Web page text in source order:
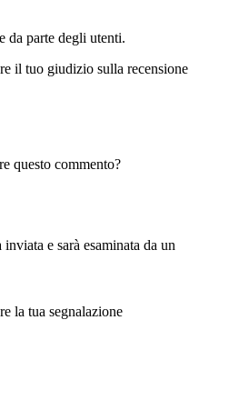
da parte degli utenti.
il tuo giudizio sulla recensione
questo commento?
e sarà esaminata da un
la tua segnalazione